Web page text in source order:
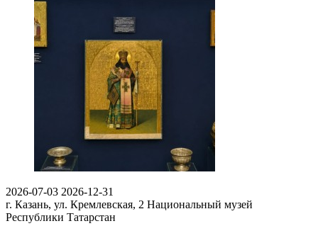
2026-07-03 2026-12-31
г. Казань, ул. Кремлевская, 2 Национальный музей
Республики Татарстан